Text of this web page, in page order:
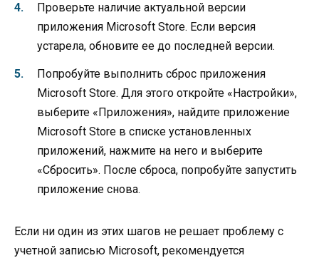
Проверьте наличие актуальной версии
приложения Microsoft Store. Если версия
устарела, обновите ее до последней версии.
Попробуйте выполнить сброс приложения
Microsoft Store. Для этого откройте «Настройки»,
выберите «Приложения», найдите приложение
Microsoft Store в списке установленных
приложений, нажмите на него и выберите
«Сбросить». После сброса, попробуйте запустить
приложение снова.
Если ни один из этих шагов не решает проблему с
учетной записью Microsoft, рекомендуется